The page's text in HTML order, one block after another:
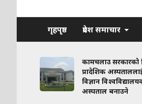
गृहपृष्ठ प्रदेश समाचार
कामचलाउ सरकारको
प्रादेशिक
विज्ञान
अस्पताल बनाउने